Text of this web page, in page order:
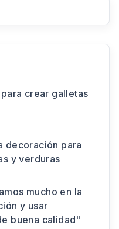
crear galletas
decoración para
y verduras
mucho en la
y usar
buena calidad"